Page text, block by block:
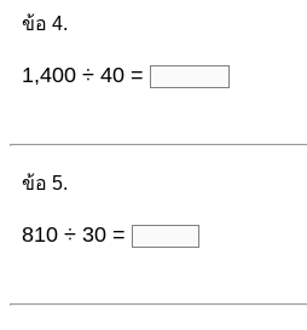
ข้อ 4.
1,400 ÷ 40 =
ข้อ 5.
810 ÷ 30 =